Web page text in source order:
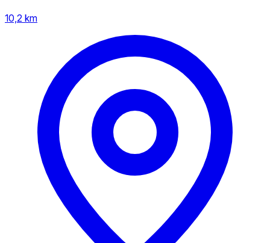
10,2 km